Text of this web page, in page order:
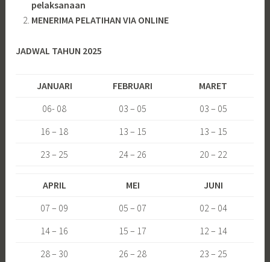
pelaksanaan
MENERIMA PELATIHAN VIA ONLINE
JADWAL TAHUN 2025
JANUARI FEBRUARI
MARET
06- 08
03 – 05
03 – 05
16 – 18
13 – 15
13 – 15
23 – 25
24 – 26 20 – 22
APRIL MEI
JUNI
07 – 09
05 – 07
02 – 04
14 – 16
15 – 17
12 – 14
28 – 30
26 – 28 23 – 25